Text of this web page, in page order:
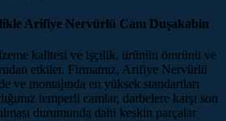
Arifiye Nervürlü Cam Duşakabin
kalitesi ve işçilik, ürünün ömrünü ve
etkiler. Firmamız, Arifiye Nervürlü
ve montajında en yüksek standartları
temperli camlar, darbelere karşı son
durumunda dahi keskin parçalar